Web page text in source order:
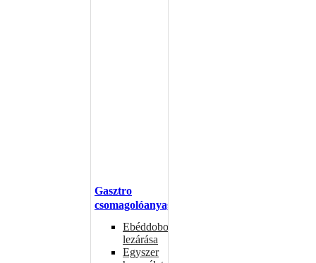
Gasztro
csomagolóanyagok
Ebéddobozok
lezárása
Egyszer